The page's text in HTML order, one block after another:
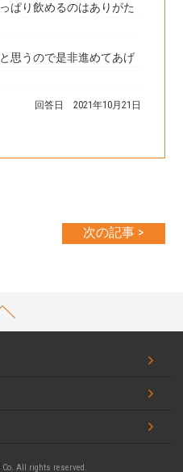
ぱり飲めるのはありがた
思うので是非進めてあげ
回答日 2021年10月21日
次の記事 >
Co. All rights reserved.